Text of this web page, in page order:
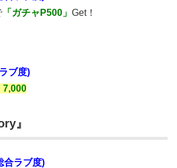
「ガチャP500」 Get！
ブ度)
』
合ラブ度)